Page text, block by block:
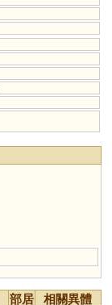
部居
相關異體